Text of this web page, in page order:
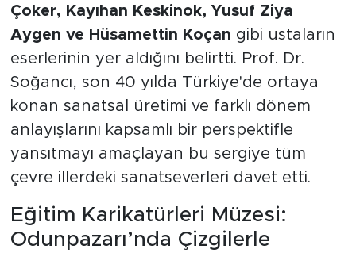
Çoker, Kayıhan Keskinok, Yusuf Ziya
Aygen ve Hüsamettin Koçan gibi ustaların
eserlerinin yer aldığını belirtti. Prof. Dr.
Soğancı, son 40 yılda Türkiye'de ortaya
konan sanatsal üretimi ve farklı dönem
anlayışlarını kapsamlı bir perspektifle
yansıtmayı amaçlayan bu sergiye tüm
çevre illerdeki sanatseverleri davet etti.
Eğitim Karikatürleri Müzesi:
Odunpazarı’nda Çizgilerle